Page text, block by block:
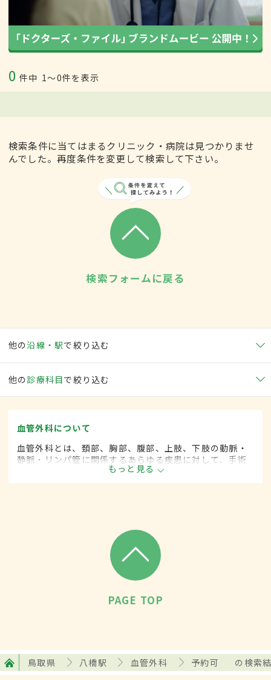
0 件中 1〜0件を表示
検索条件に当てはまるクリニック・病院は見つかりませ
んでした。再度条件を変更して検索して下さい。
検索フォームに戻る
他の沿線・駅で絞り込む
他の 診療科目で絞り込む
血管外科について
血管外科とは、頚部、胸部、腹部、上肢、下肢の動脈・
静脈・リンパ管に関係するあらゆる疾患に対して、手術
的な方法によって治療する外科の一領域で、血管系をよ
り専門としています。
もっと見る
PAGE TOP
鳥取県 八橋駅 血管外科 予約可 の検索